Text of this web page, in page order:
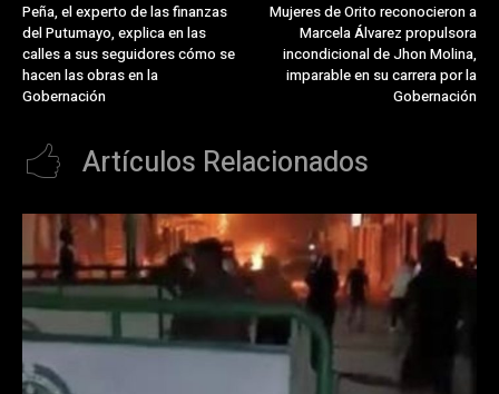
Peña, el experto de las finanzas
del Putumayo, explica en las
calles a sus seguidores cómo se
hacen las obras en la
Gobernación
Mujeres de Orito reconocieron a
Marcela Álvarez propulsora
incondicional de Jhon Molina,
imparable en su carrera por la
Gobernación
Artículos Relacionados